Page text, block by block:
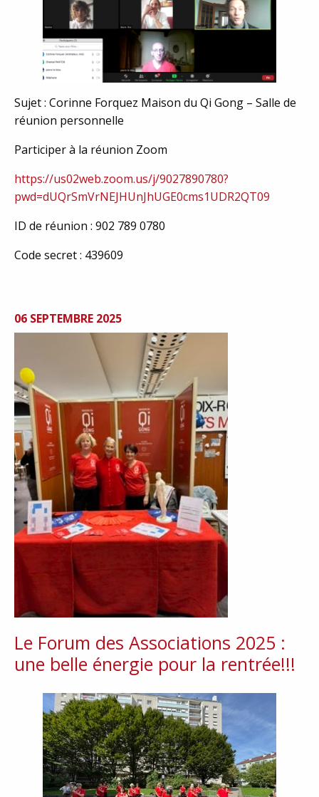
Sujet : Corinne Forquez Maison du Qi Gong – Salle de
réunion personnelle
Participer à la réunion Zoom
https://us02web.zoom.us/j/9027890780?
pwd=dUQrSmVrNEJHUnJhUGE0cms1UDR2QT09
ID de réunion : 902 789 0780
Code secret : 439609
06 SEPTEMBRE 2025
Le Forum des Associations 2025 :
une belle énergie pour la rentrée!!!